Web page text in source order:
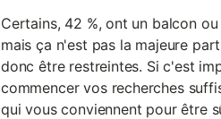
Certains, 42 %, ont un balcon
mais ça n'est pas la majeure
donc être restreintes. Si c'est
commencer vos recherches
qui vous conviennent pour être